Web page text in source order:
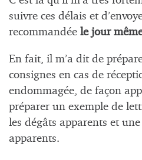
suivre ces délais et
recommandée le jour
En fait, il m’a dit de
consignes en cas de
endommagée, de façon
préparer un exemple de
les dégâts apparents et
apparents.